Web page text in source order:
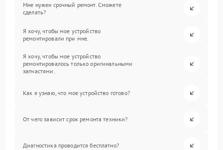
Мне нужен срочный ремонт. Сможете
сделать?
Я хочу, чтобы мое устройство
ремонтировали при мне.
Я хочу, чтобы мое устройство
ремонтировалось только оригинальными
запчастями.
Как я узнаю, что мое устройство готово?
От чего зависит срок ремонта техники?
Диагностика проводится бесплатно?